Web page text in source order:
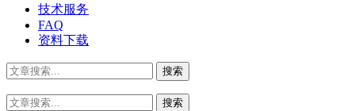
技术服务
FAQ
资料下载